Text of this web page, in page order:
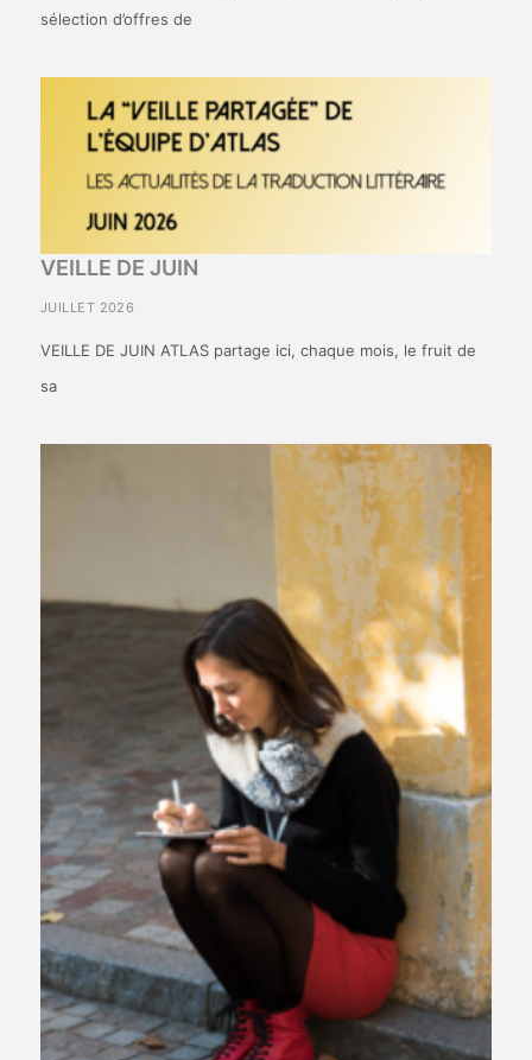
sélection d’offres de
VEILLE DE JUIN
JUILLET 2026
VEILLE DE JUIN ATLAS partage ici, chaque mois, le fruit de
sa